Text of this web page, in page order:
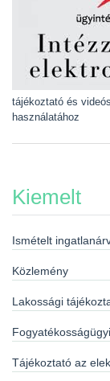
tájékoztató és
használatához
Kiemelt
Ismételt
Közlemény
Lakossági
Tájékoztató az